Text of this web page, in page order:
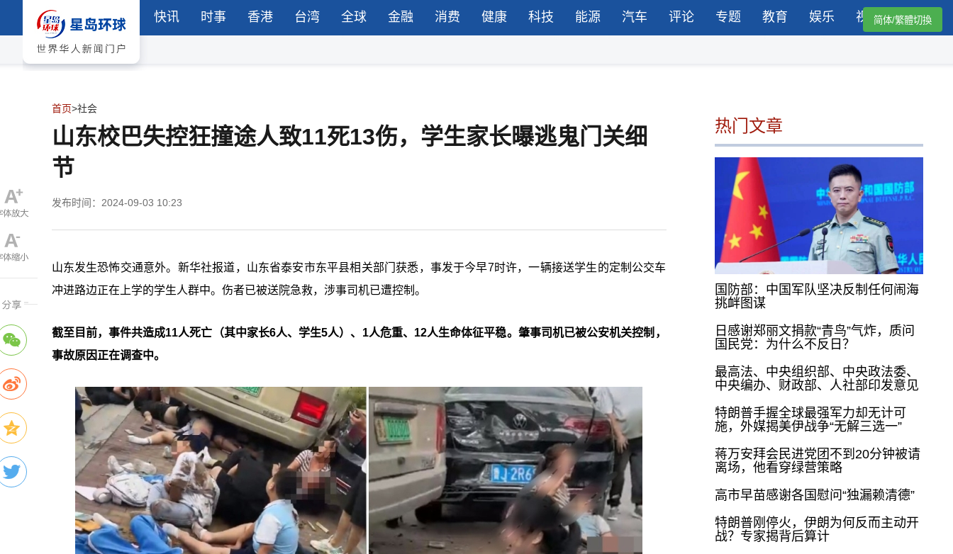
快讯 时事 香港 台湾 全球 金融 消费 健康 科技 能源 汽车 评论 专题 教育 娱乐 视频简体/繁體切換
首页>社会
山东校巴失控狂撞途人致11死13伤，学生家长曝逃鬼门关细
节
发布时间：2024-09-03 10:23
山东发生恐怖交通意外。新华社报道，山东省泰安市东平县相关部门获悉，事发于今早7时许，一辆接送学生的定制公交车
冲进路边正在上学的学生人群中。伤者已被送院急救，涉事司机已遭控制。
截至目前，事件共造成11人死亡（其中家长6人、学生5人）、1人危重、12人生命体征平稳。肇事司机已被公安机关控制，
事故原因正在调查中。
热门文章
国防部：中国军队坚决反制任何闹海
挑衅图谋
日感谢郑丽文捐款“青鸟”气炸，质问
国民党：为什么不反日？
最高法、中央组织部、中央政法委、
中央编办、财政部、人社部印发意见
特朗普手握全球最强军力却无计可
施，外媒揭美伊战争“无解三选一”
蒋万安拜会民进党团不到20分钟被请
离场，他看穿绿营策略
高市早苗感谢各国慰问“独漏赖清德”
特朗普刚停火，伊朗为何反而主动开
战？专家揭背后算计